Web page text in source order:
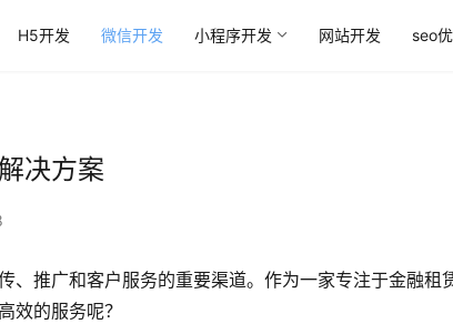
H5开发 微信开发 小程序开发 网站开发 seo
决方案
、推广和客户服务的重要渠道。作为一家专注于金融租
效的服务呢？